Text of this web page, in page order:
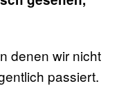
denen wir nicht
passiert.